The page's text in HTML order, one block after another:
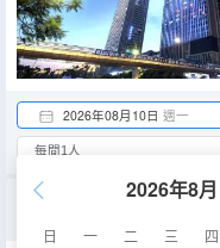
2026年08月10日 週一
2026年8月
日 一 二 三 四